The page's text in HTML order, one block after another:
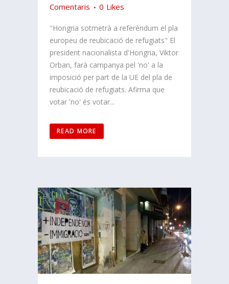
Comentaris
0 Likes
"Hongria sotmetrà a referèndum el pla
europeu de reubicació de refugiats" El
president nacionalista d'Hongria, Viktor
Orban, farà campanya pel 'no' a la
imposició per part de la UE del pla de
reubicació de refugiats. Afirma que
votar 'no' és votar...
READ MORE